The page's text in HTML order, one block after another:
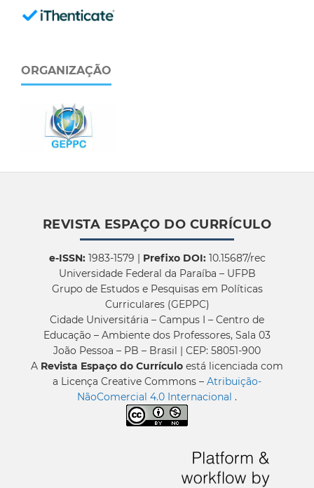
ORGANIZAÇÃO
REVISTA ESPAÇO DO CURRÍCULO
e-ISSN:1983-1579 | Prefixo DOI:10.15687/rec
Universidade Federal da Paraíba – UFPB
Grupo de Estudos e Pesquisas em Políticas
Curriculares (GEPPC)
Cidade Universitária – Campus I – Centro de
Educação – Ambiente dos Professores, Sala 03
João Pessoa – PB – Brasil | CEP: 58051-900
A Revista Espaço do Currículo está licenciada com
a Licença Creative Commons – Atribuição-
NãoComercial 4.0 Internacional .